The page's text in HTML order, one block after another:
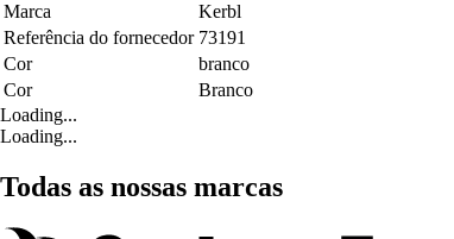
Marca
Kerbl
Referência do fornecedor 73191
Cor
branco
Cor
Branco
Loading...
Loading...
Todas as nossas marcas